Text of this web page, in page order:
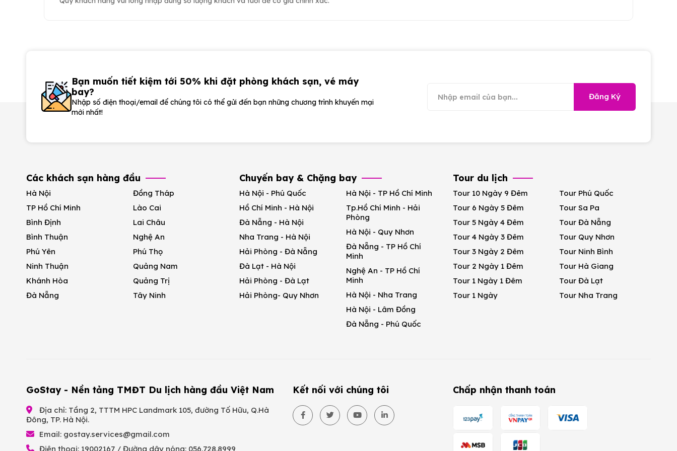
Bạn muốn tiết kiệm tới 50% khi đặt phòng khách sạn, vé máy
bay?
Nhập số điện thoại/email để chúng tôi có thể gửi đến bạn những chương trình khuyến mại
mới nhất!
Đăng Ký
Các khách sạn hàng đầu
Hà Nội
TP Hồ Chí Minh
Bình Định
Bình Thuận
Phú Yên
Ninh Thuận
Khánh Hòa
Đà Nẵng
Đồng Tháp
Lào Cai
Lai Châu
Nghệ An
Phú Thọ
Quảng Nam
Quảng Trị
Tây Ninh
Chuyến bay & Chặng bay
Hà Nội - Phú Quốc
Hồ Chí Minh - Hà Nội
Đà Nẵng - Hà Nội
Nha Trang - Hà Nội
Hải Phòng - Đà Nẵng
Đà Lạt - Hà Nội
Hải Phòng - Đà Lạt
Hải Phòng- Quy Nhơn
Hà Nội - TP Hồ Chí Minh
Tp.Hồ Chí Minh - Hải
Phòng
Hà Nội - Quy Nhơn
Đà Nẵng - TP Hồ Chí
Minh
Nghệ An - TP Hồ Chí
Minh
Hà Nội - Nha Trang
Hà Nội - Lâm Đồng
Đà Nẵng - Phú Quốc
Tour du lịch
Tour 10 Ngày 9 Đêm
Tour 6 Ngày 5 Đêm
Tour 5 Ngày 4 Đêm
Tour 4 Ngày 3 Đêm
Tour 3 Ngày 2 Đêm
Tour 2 Ngày 1 Đêm
Tour 1 Ngày 1 Đêm
Tour 1 Ngày
Tour Phú Quốc
Tour Sa Pa
Tour Đà Nẵng
Tour Quy Nhơn
Tour Ninh Bình
Tour Hà Giang
Tour Đà Lạt
Tour Nha Trang
GoStay - Nền tảng TMĐT Du lịch hàng đầu Việt Nam
Địa chỉ: Tầng 2, TTTM HPC Landmark 105, đường Tố Hữu, Q.Hà
Đông, TP. Hà Nội.
Email: gostay.services@gmail.com
Điện thoại: 19002167 / Đường dây nóng: 056.728.8999
Kết nối với chúng tôi Chấp nhận thanh toán